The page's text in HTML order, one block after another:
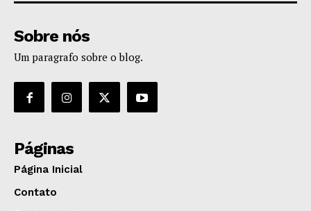
Sobre nós
Um paragrafo sobre o blog.
Páginas
Página Inicial
Contato